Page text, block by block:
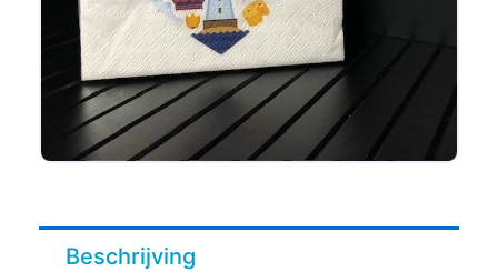
Beschrijving